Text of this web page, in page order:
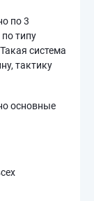
по 3
типу
система
тактику
основные